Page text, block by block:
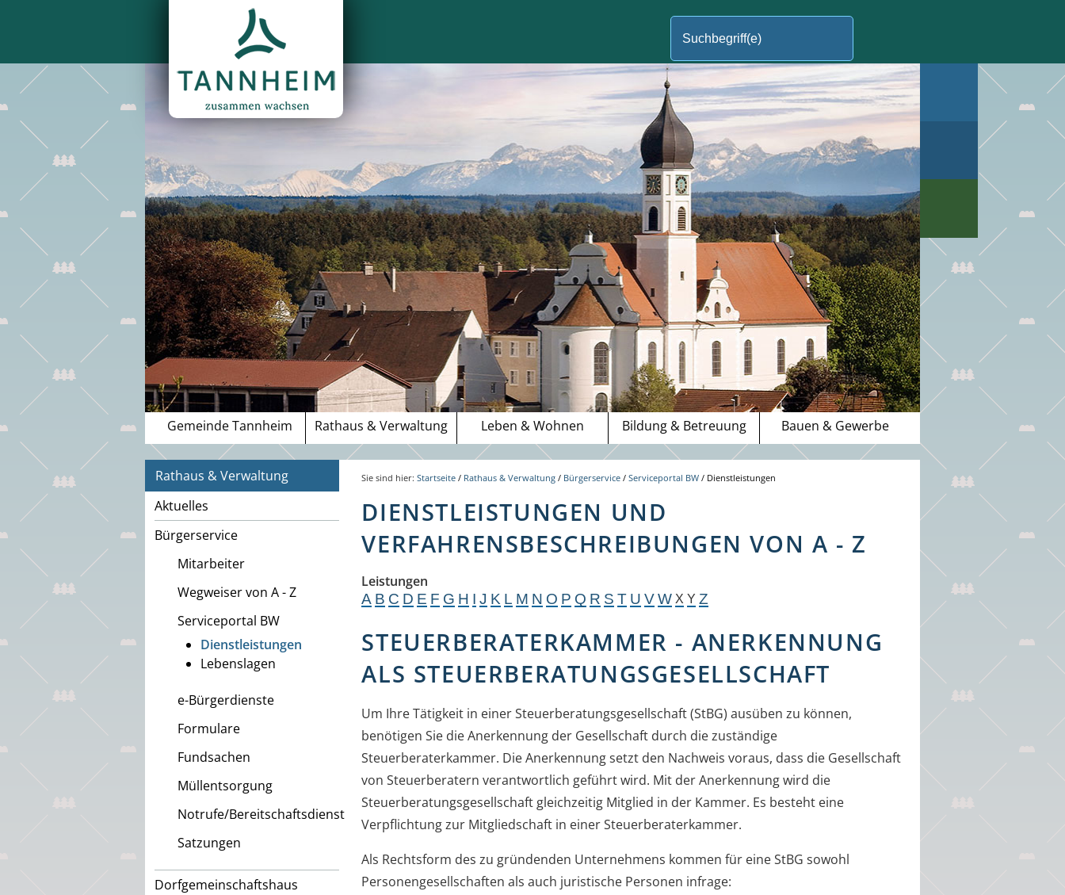
Gemeinde Tannheim Rathaus & Verwaltung Leben & Wohnen Bildung & Betreuung Bauen & Gewerbe
Rathaus & Verwaltung
Aktuelles
Bürgerservice
Mitarbeiter
Wegweiser von A - Z
Serviceportal BW
Dienstleistungen
Lebenslagen
e-Bürgerdienste
Formulare
Fundsachen
Müllentsorgung
Notrufe/Bereitschaftsdienst
Satzungen
Dorfgemeinschaftshaus
Sie sind hier:Startseite / Rathaus & Verwaltung / Bürgerservice /Serviceportal BW / Dienstleistungen
DIENSTLEISTUNGEN UND
VERFAHRENSBESCHREIBUNGEN VON A - Z
Leistungen
A B C D E F G H I J K L M N O P Q R S T U V W X Y Z
STEUERBERATERKAMMER - ANERKENNUNG
ALS STEUERBERATUNGSGESELLSCHAFT
Um Ihre Tätigkeit in einer Steuerberatungsgesellschaft (StBG) ausüben zu können,
benötigen Sie die Anerkennung der Gesellschaft durch die zuständige
Steuerberaterkammer. Die Anerkennung setzt den Nachweis voraus, dass die Gesellschaft
von Steuerberatern verantwortlich geführt wird. Mit der Anerkennung wird die
Steuerberatungsgesellschaft gleichzeitig Mitglied in der Kammer. Es besteht eine
Verpflichtung zur Mitgliedschaft in einer Steuerberaterkammer.
Als Rechtsform des zu gründenden Unternehmens kommen für eine StBG sowohl
Personengesellschaften als auch juristische Personen infrage: